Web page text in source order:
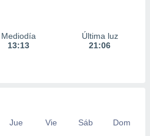
Mediodía
13:13
Última luz
21:06
Jue Vie Sáb
Dom